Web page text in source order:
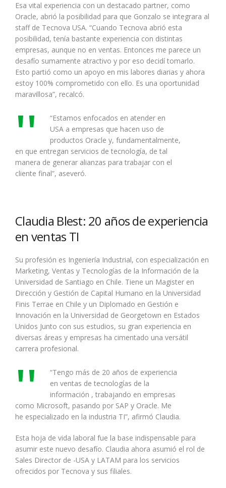
Esa vital experiencia con un destacado partner, como
Oracle, abrió la posibilidad para que Gonzalo se integrara al
staff de Tecnova USA. “Cuando Tecnova abrió esta
posibilidad, tenía bastante experiencia con distintas
empresas, aunque no en ventas. Entonces me parece un
desafío sumamente atractivo y por eso decidí tomarlo.
Esto partió como un apoyo en mis labores diarias y ahora
estoy 100% comprometido con ello. Es una oportunidad
maravillosa”, recalcó.
“Estamos enfocados en atender en
USA a empresas que hacen uso de
productos Oracle y, fundamentalmente,
en que entregan servicios de tecnología, de tal
manera de generar alianzas para trabajar con el
cliente final”, aseveró.
Claudia Blest: 20 años de experiencia
en ventas TI
Su profesión es Ingeniería Industrial, con especialización en
Marketing, Ventas y Tecnologías de la Información de la
Universidad de Santiago en Chile. Tiene un Magister en
Dirección y Gestión de Capital Humano en la Universidad
Finis Terrae en Chile y un Diplomado en Gestión e
Innovación en la Universidad de Georgetown en Estados
Unidos Junto con sus estudios, su gran experiencia en
diversas áreas y empresas ha cimentado una versátil
carrera profesional.
“Tengo más de 20 años de experiencia
en ventas de tecnologías de la
información , trabajando en empresas
como Microsoft, pasando por SAP y Oracle. Me
he especializado en la industria TI”, afirmó Claudia.
Esta hoja de vida laboral fue la base indispensable para
asumir este nuevo desafío. Claudia ahora asumió el rol de
Sales Director de -USA y LATAM para los servicios
ofrecidos por Tecnova y sus filiales.